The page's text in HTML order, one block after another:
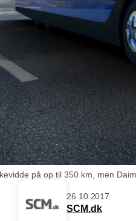
på op til 350 km, men
26.10.2017
SCM.dk